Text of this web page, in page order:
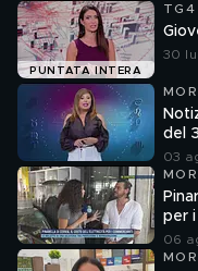
PUNTATA INTERA
TG4
30
del
03
per
06